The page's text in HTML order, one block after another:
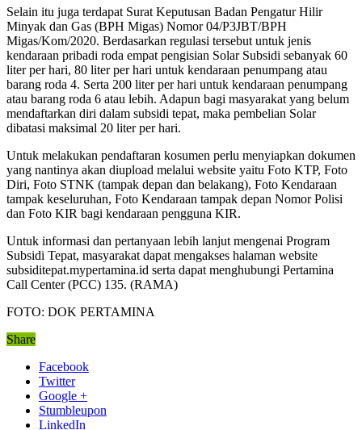
Selain itu juga terdapat Surat Keputusan Badan Pengatur Hilir
Minyak dan Gas (BPH Migas) Nomor 04/P3JBT/BPH
Migas/Kom/2020. Berdasarkan regulasi tersebut untuk jenis
kendaraan pribadi roda empat pengisian Solar Subsidi sebanyak 60
liter per hari, 80 liter per hari untuk kendaraan penumpang atau
barang roda 4. Serta 200 liter per hari untuk kendaraan penumpang
atau barang roda 6 atau lebih. Adapun bagi masyarakat yang belum
mendaftarkan diri dalam subsidi tepat, maka pembelian Solar
dibatasi maksimal 20 liter per hari.
Untuk melakukan pendaftaran kosumen perlu menyiapkan dokumen
yang nantinya akan diupload melalui website yaitu Foto KTP, Foto
Diri, Foto STNK (tampak depan dan belakang), Foto Kendaraan
tampak keseluruhan, Foto Kendaraan tampak depan Nomor Polisi
dan Foto KIR bagi kendaraan pengguna KIR.
Untuk informasi dan pertanyaan lebih lanjut mengenai Program
Subsidi Tepat, masyarakat dapat mengakses halaman website
subsiditepat.mypertamina.id serta dapat menghubungi Pertamina
Call Center (PCC) 135. (RAMA)
FOTO: DOK PERTAMINA
Share
Facebook
Twitter
Google +
Stumbleupon
LinkedIn